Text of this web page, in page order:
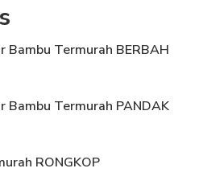
Bambu Termurah BERBAH
Bambu Termurah PANDAK
RONGKOP